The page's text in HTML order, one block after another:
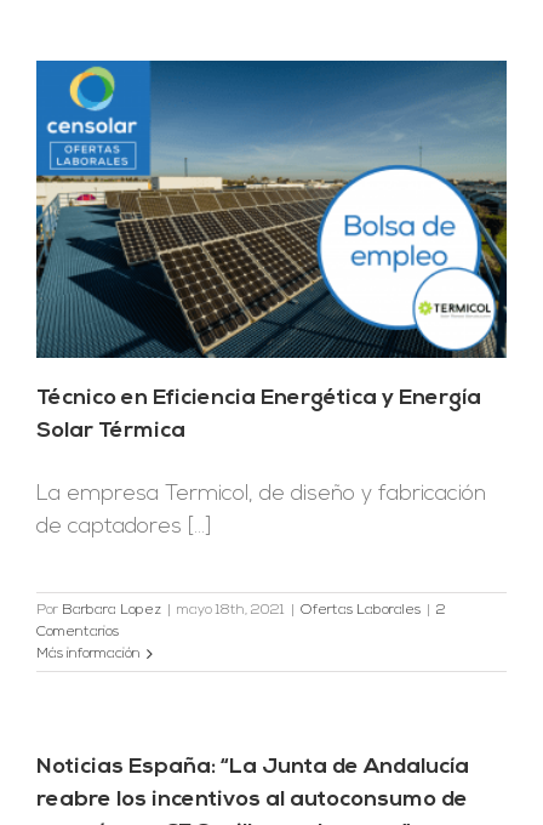
Técnico en Eficiencia Energética y Energía
Solar Térmica
La empresa Termicol, de diseño y fabricación
de captadores [...]
Por Barbara Lopez mayo 18th, 2021 Ofertas Laborales
2
Comentarios
Más información
Noticias España: “La Junta de Andalucía
reabre los incentivos al autoconsumo de